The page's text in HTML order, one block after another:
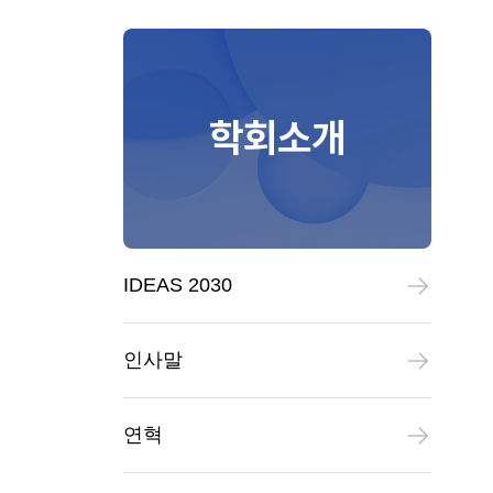
학회소개
IDEAS 2030
인사말
연혁